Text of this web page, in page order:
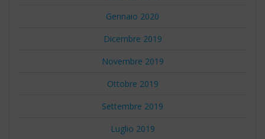
Gennaio 2020
Dicembre 2019
Novembre 2019
Ottobre 2019
Settembre 2019
Luglio 2019